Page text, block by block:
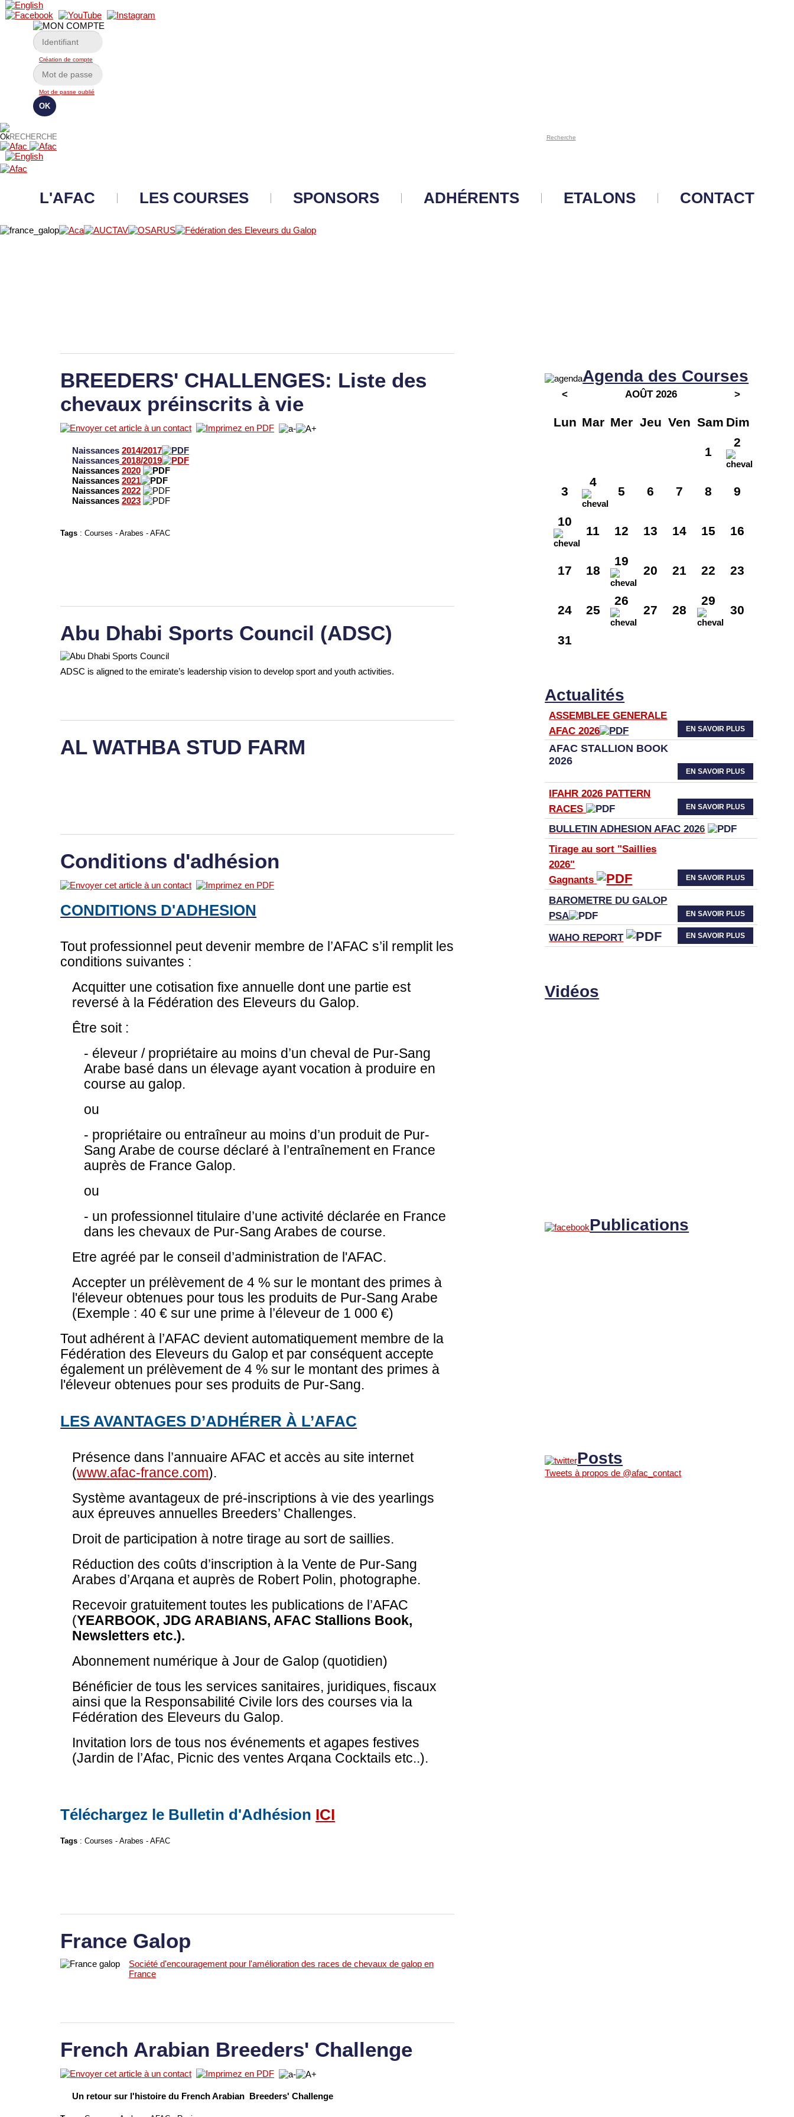
Création de compte
Mot de passe oublié
Recherche
L'AFAC LES COURSES SPONSORS ADHÉRENTS ETALONS CONTACT
BREEDERS' CHALLENGES: Liste des
chevaux préinscrits à vie
Naissances2014/2017
Naissances 2018/2019
Naissances2020
Naissances2021
Naissances 2022
Naissances 2023
Tags :Courses -Arabes -AFAC
Abu Dhabi Sports Council (ADSC)
ADSC is aligned to the emirate’s leadership vision to develop sport and youth activities.
AL WATHBA STUD FARM
Conditions d'adhésion
CONDITIONS D'ADHESION
Tout professionnel peut devenir membre de l’AFAC s’il remplit les
conditions suivantes :
Acquitter une cotisation fixe annuelle dont une partie est
reversé à la Fédération des Eleveurs du Galop.
Être soit :
- éleveur / propriétaire au moins d’un cheval de Pur-Sang
Arabe basé dans un élevage ayant vocation à produire en
course au galop.
ou
- propriétaire ou entraîneur au moins d’un produit de Pur-
Sang Arabe de course déclaré à l’entraînement en France
auprès de France Galop.
ou
- un professionnel titulaire d’une activité déclarée en France
dans les chevaux de Pur-Sang Arabes de course.
Etre agréé par le conseil d’administration de l'AFAC.
Accepter un prélèvement de 4 % sur le montant des primes à
l'éleveur obtenues pour tous les produits de Pur-Sang Arabe
(Exemple : 40 € sur une prime à l’éleveur de 1 000 €)
Tout adhérent à l’AFAC devient automatiquement membre de la
Fédération des Eleveurs du Galop et par conséquent accepte
également un prélèvement de 4 % sur le montant des primes à
l'éleveur obtenues pour ses produits de Pur-Sang.
LES AVANTAGES D’ADHÉRER À L’AFAC
Présence dans l’annuaire AFAC et accès au site internet
(www.afac-france.com).
Système avantageux de pré-inscriptions à vie des yearlings
aux épreuves annuelles Breeders’ Challenges.
Droit de participation à notre tirage au sort de saillies.
Réduction des coûts d’inscription à la Vente de Pur-Sang
Arabes d’Arqana et auprès de Robert Polin, photographe.
Recevoir gratuitement toutes les publications de l’AFAC
(YEARBOOK, JDG ARABIANS, AFAC Stallions Book,
Newsletters etc.).
Abonnement numérique à Jour de Galop (quotidien)
Bénéficier de tous les services sanitaires, juridiques, fiscaux
ainsi que la Responsabilité Civile lors des courses via la
Fédération des Eleveurs du Galop.
Invitation lors de tous nos événements et agapes festives
(Jardin de l’Afac, Picnic des ventes Arqana Cocktails etc..).
Téléchargez le Bulletin d'Adhésion ICI
Tags :Courses -Arabes -AFAC
France Galop
Société d'encouragement pour l'amélioration des races de chevaux de galop en
France
French Arabian Breeders' Challenge
Un retour sur l'histoire du French Arabian Breeders' Challenge
Agenda des Courses
< AOÛT 2026 >
Lun Mar Mer Jeu Ven Sam Dim
1
2
3
4
5 6 7 8 9
10
11 12 13 14 15 16
17 18
19
20 21 22 23
24 25
26
27 28
29
30
31
Actualités
ASSEMBLEE GENERALE
AFAC 2026
EN SAVOIR PLUS
AFAC STALLION BOOK
2026
EN SAVOIR PLUS
IFAHR 2026 PATTERN
RACES
EN SAVOIR PLUS
BULLETIN ADHESION AFAC 2026
Tirage au sort "Saillies
2026"
Gagnants
EN SAVOIR PLUS
BAROMETRE DU GALOP
PSA
EN SAVOIR PLUS
WAHO REPORT EN SAVOIR PLUS
Vidéos
Publications
Posts
Tweets à propos de @afac_contact